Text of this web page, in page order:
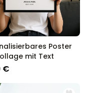
Poster
mit Text
€